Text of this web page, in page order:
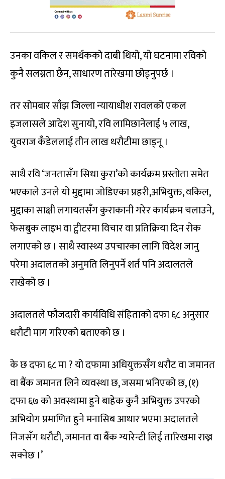
उनका वकिल र समर्थकको दाबी थियो, यो घटनामा रविको
कुनै सलग्नता छैन, साधारण तारेखमा छोड्नुपर्छ ।
तर सोमबार साँझ जिल्ला न्यायाधीश रावलको एकल
इजलासले आदेश सुनायो, रवि लामिछानेलाई ५ लाख,
युवराज कँडेललाई तीन लाख धरौटीमा छाड्नू ।
साथै रवि ‘जनतासँग सिधा कुरा’को कार्यक्रम प्रस्तोता समेत
भएकाले उनले यो मुद्दामा जोडिएका प्रहरी,अभियुक्त, वकिल,
मुद्दाका साक्षी लगायतसँग कुराकानी गरेर कार्यक्रम चलाउने,
फेसबुक लाइभ वा ट्वीटरमा विचार वा प्रतिक्रिया दिन रोक
लगाएको छ । साथै स्वास्थ्य उपचारका लागि विदेश जानु
परेमा अदालतको अनुमति लिनुपर्ने शर्त पनि अदालतले
राखेको छ ।
अदालतले फौजदारी कार्यविधि संहिताको दफा ६८ अनुसार
धरौटी माग गरिएको बताएको छ ।
के छ दफा ६८ मा ? यो दफामा अधियुक्तसँग धरौट वा जमानत
वा बैंक जमानत लिने व्यवस्था छ, जसमा भनिएको छ, (१)
दफा ६७ को अवस्थामा हुने बाहेक कुनै अभियुक्त उपरको
अभियोग प्रमाणित हुने मनासिब आधार भएमा अदालतले
निजसँग धरौटी, जमानत वा बैंक ग्यारेन्टी लिई तारिखमा राख्न
सक्नेछ ।’